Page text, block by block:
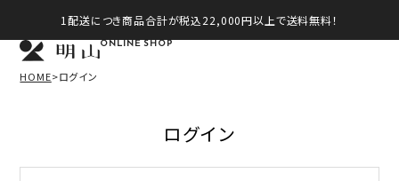
1配送につき商品合計が税込22,000円以上で送料無料！
ONLINE SHOP
HOME ログイン
ログイン